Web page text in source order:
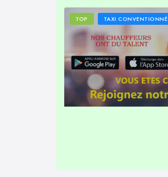
TOP TAXI CONVENTIONNÉ